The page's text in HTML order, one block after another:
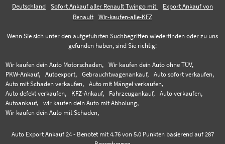
Deutschland
Sofort Ankauf aller Renault Twingo mit
Export Ankauf von
Renault
Wir-kaufen-alle-KFZ
Wenn Sie sich unter den aufgeführten Suchbegriffen wiederfinden oder zu uns
gefunden haben, sind Sie richtig:
Wir kaufen dein Auto Motorschaden,
Wir kaufen dein Auto ohne TÜV,
PKW-Ankauf,
Autoexport, Gebrauchtwagenankauf,
Auto sofort verkaufen,
Auto mit Schaden verkaufen,
Auto mit Mängel verkaufen,
Auto defekt verkaufen,
KFZ-Ankauf, Fahrzeugankauf,
Auto verkaufen,
Autoankauf,
wir kaufen dein Auto mit Abholung,
Wir kaufen dein Auto mit Schaden,
Auto Export Ankauf 24- Benotet mit 4.76von 5.0 Punkten basierend auf 287